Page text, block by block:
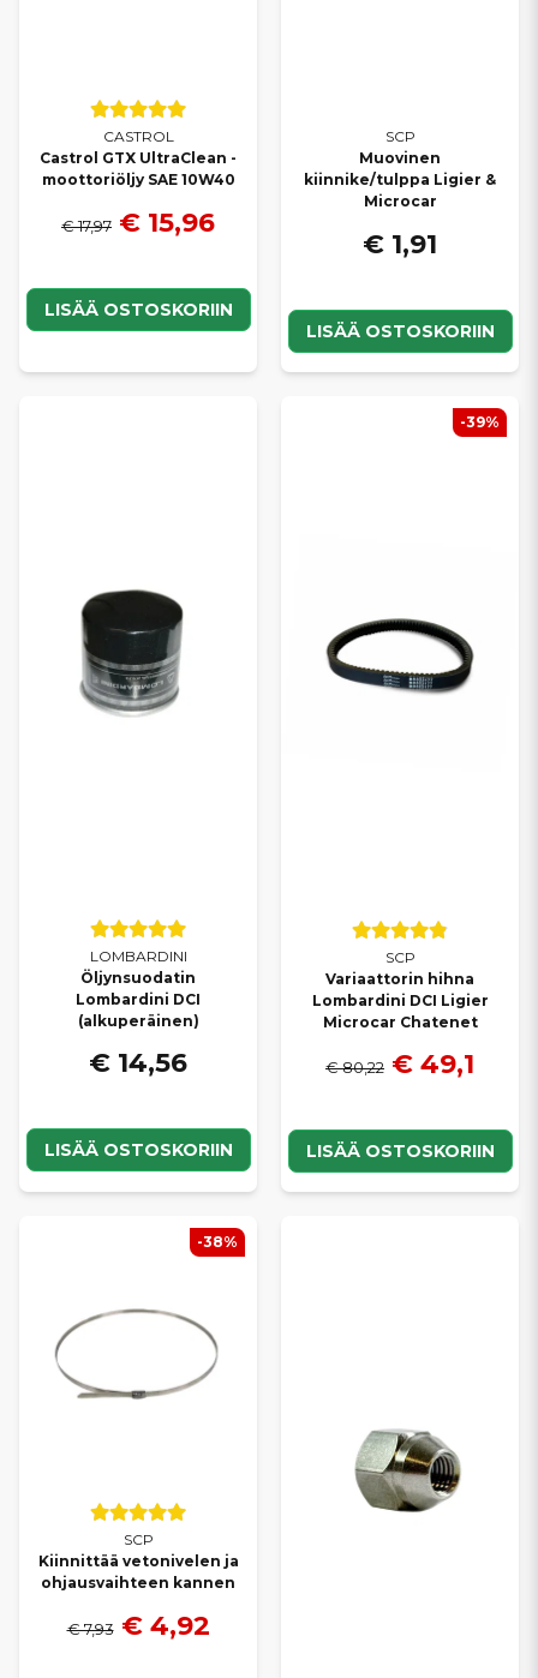
CASTROL
Castrol GTX UltraClean -
moottoriöljy SAE 10W40
€ 17,97 € 15,96
LISÄÄ OSTOSKORIIN
SCP
Muovinen
kiinnike/tulppa Ligier &
Microcar
€ 1,91
LISÄÄ OSTOSKORIIN
LOMBARDINI
Öljynsuodatin
Lombardini DCI
(alkuperäinen)
€ 14,56
LISÄÄ OSTOSKORIIN
SCP
Variaattorin hihna
Lombardini DCI Ligier
Microcar Chatenet
€ 80,22 € 49,1
LISÄÄ OSTOSKORIIN
-39%
SCP
Kiinnittää vetonivelen ja
ohjausvaihteen kannen
€ 7,93 € 4,92
-38%